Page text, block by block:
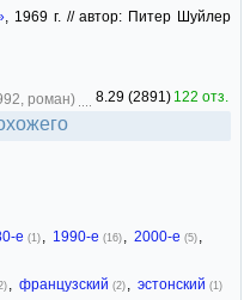
, 1969 г. // автор: Питер Шуйлер
роман) 8.29 (2891) 122 отз.
е (1) , 1990-е (16) , 2000-е (5) ,
, французский (2) , эстонский (1)